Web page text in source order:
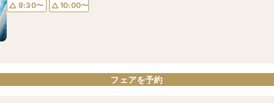
9:30〜 10:00〜
フェアを予約